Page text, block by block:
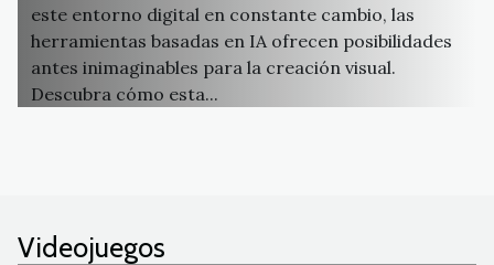
este entorno digital en constante cambio, las
herramientas basadas en IA ofrecen posibilidades
antes inimaginables para la creación visual.
Descubra cómo esta...
Videojuegos